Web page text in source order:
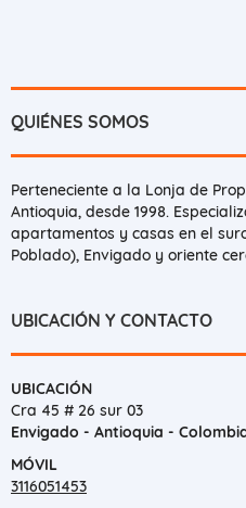
QUIÉNES SOMOS
Perteneciente a la Lonja de
Antioquia, desde 1998.
apartamentos y casas en el
Poblado), Envigado y oriente
UBICACIÓN Y CONTACTO
UBICACIÓN
Cra 45 # 26 sur 03
Envigado - Antioquia -
MÓVIL
3116051453